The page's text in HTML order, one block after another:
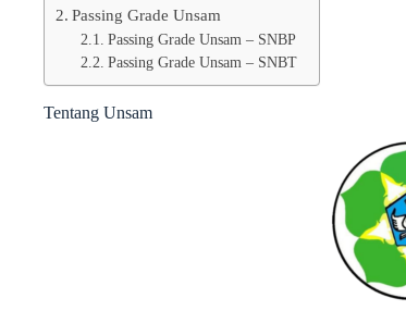
Passing Grade Unsam
Passing Grade Unsam – SNBP
Passing Grade Unsam – SNBT
Tentang Unsam